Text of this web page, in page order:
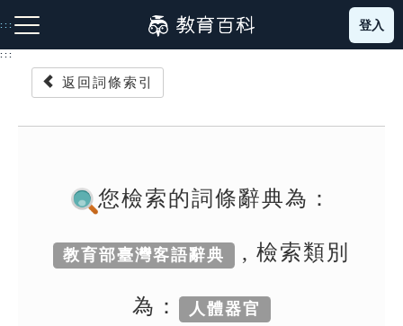
到
主
::: 登入
:::
返回詞條索引
您檢索的詞條辭典為：
教育部臺灣客語辭典 , 檢索類別
為： 人體器官